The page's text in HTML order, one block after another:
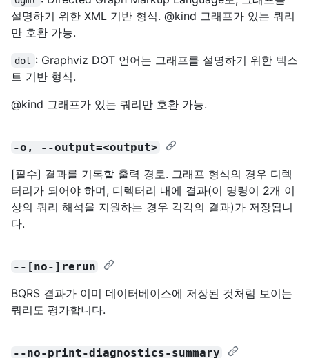
설명하기 위한 XML 기반 형식. @kind 그래프가 있는 쿼리
만 호환 가능.
dot : Graphviz DOT 언어는 그래프를 설명하기 위한 텍스
트 기반 형식.
@kind 그래프가 있는 쿼리만 호환 가능.
-o, --output=<output>
[필수] 결과를 기록할 출력 경로. 그래프 형식의 경우 디렉
터리가 되어야 하며, 디렉터리 내에 결과(이 명령이 2개 이
상의 쿼리 해석을 지원하는 경우 각각의 결과)가 저장됩니
다.
--[no-]rerun
BQRS 결과가 이미 데이터베이스에 저장된 것처럼 보이는
쿼리도 평가합니다.
--no-print-diagnostics-summary